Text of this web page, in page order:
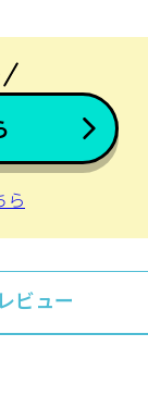
ら
レビュー